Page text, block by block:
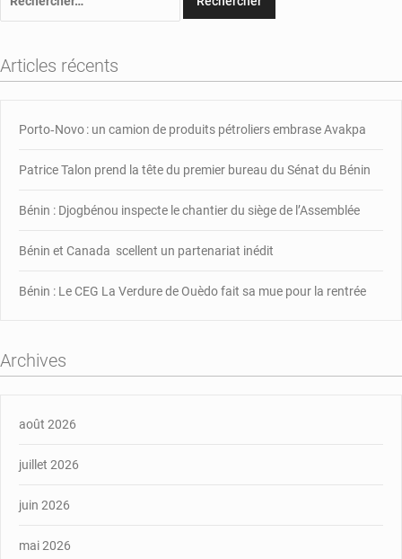
Articles récents
Porto‑Novo : un camion de produits pétroliers embrase Avakpa
Patrice Talon prend la tête du premier bureau du Sénat du Bénin
Bénin : Djogbénou inspecte le chantier du siège de l’Assemblée
Bénin et Canada scellent un partenariat inédit
Bénin : Le CEG La Verdure de Ouèdo fait sa mue pour la rentrée
Archives
août 2026
juillet 2026
juin 2026
mai 2026